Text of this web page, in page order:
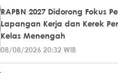
RAPBN 2027 Didorong Fokus
Lapangan Kerja dan Kerek
Kelas Menengah
08/08/2026 20:32 WIB